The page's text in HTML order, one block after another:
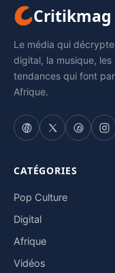
Critikmag
Le média qui
digital, la musique, les
tendances qui font
Afrique.
CATÉGORIES
Pop Culture
Digital
Afrique
Vidéos